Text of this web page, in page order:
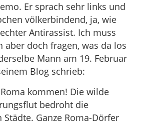
Er sprach sehr links und
völkerbindend, ja, wie
Antirassist. Ich muss
aber doch fragen, was da los
Mann am 19. Februar
Blog schrieb:
kommen! Die wilde
bedroht die
Städte. Ganze Roma-Dörfer